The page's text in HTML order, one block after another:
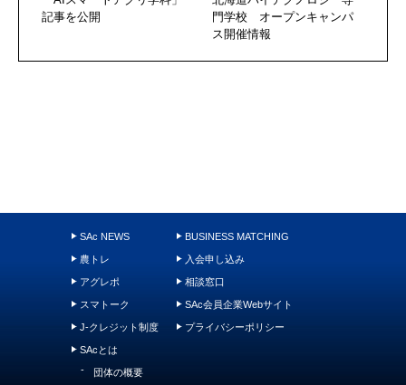
記事を公開
門学校 オープンキャンパ
ス開催情報
SAc NEWS
農トレ
アグレポ
スマトーク
J-クレジット制度
SAcとは
団体の概要
BUSINESS MATCHING
入会申し込み
相談窓口
SAc会員企業Webサイト
プライバシーポリシー